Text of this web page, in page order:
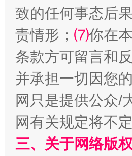
站台名比不上好声名
致的任何事态后果
责情形； ⑺你在
条款方可留言和
并承担一切因您
网只是提供公众/
网有关规定将不
三、关于网络版